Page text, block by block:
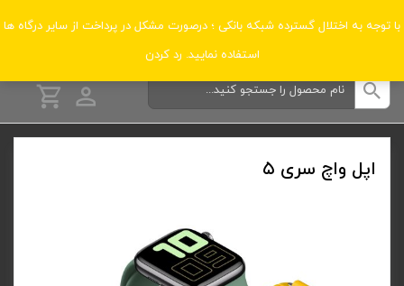
با توجه به اختلال گسترده شبکه بانکی ؛ درصورت مشکل در پرداخت از سایر درگاه ها
استفاده نمایید. رد کردن
دسته‌بندی‌ها
اپل واچ سری ۵